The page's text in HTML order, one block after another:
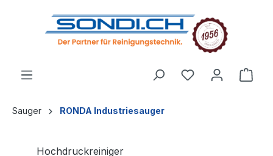
springen
Sauger RONDA Industriesauger
Hochdruckreiniger